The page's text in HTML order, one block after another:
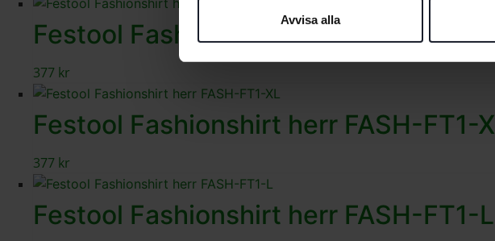
Avvisa alla
Festool Fashionshirt herr FASH-FT1-
377 kr
Festool Fashionshirt herr FASH-FT1-
377 kr
Festool Fashionshirt herr FASH-FT1-L